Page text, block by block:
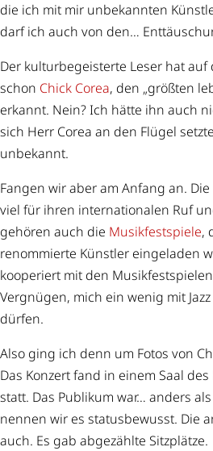
die ich mit mir unbekannten
darf ich auch von den…
Der kulturbegeisterte Leser hat auf
schon Chick Corea, den „größten
erkannt. Nein? Ich hätte ihn auch
sich Herr Corea an den Flügel
unbekannt.
Fangen wir aber am Anfang an.
viel für ihren internationalen Ruf
gehören auch die Musikfestspiele,
renommierte Künstler eingeladen
kooperiert mit den
Vergnügen, mich ein wenig mit
dürfen.
Also ging ich denn um Fotos von
Das Konzert fand in einem Saal
statt. Das Publikum war… anders
nennen wir es statusbewusst. Die
auch. Es gab abgezählte Sitzplätze.